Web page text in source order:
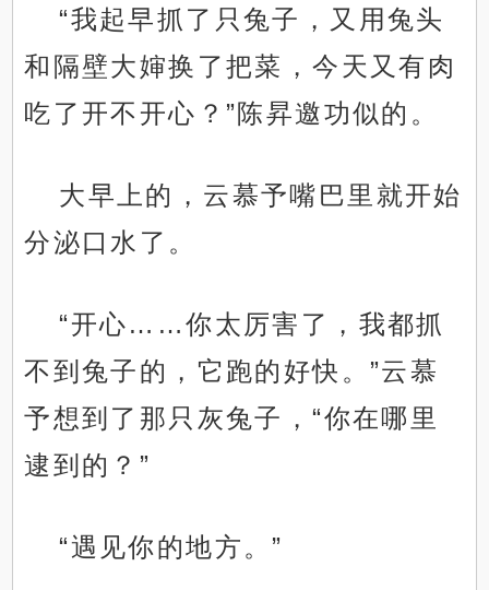
“我起早抓了只兔子，又用兔头
和隔壁大婶换了把菜，今天又有肉
吃了开不开心？”陈昇邀功似的。
大早上的，云慕予嘴巴里就开始
分泌口水了。
“开心……你太厉害了，我都抓
不到兔子的，它跑的好快。”云慕
予想到了那只灰兔子，“你在哪里
逮到的？”
“遇见你的地方。”